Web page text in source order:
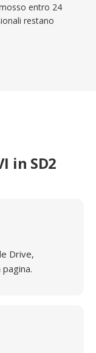
entro 24
restano
in SD2
Drive,